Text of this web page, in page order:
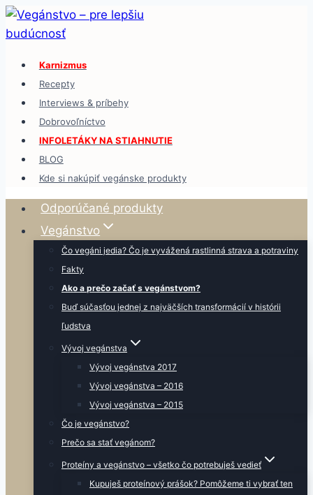
Skip
to
Karnizmus
Recepty
Interviews & príbehy
Dobrovoľníctvo
INFOLETÁKY NA STIAHNUTIE
BLOG
Kde si nakúpiť vegánske produkty
Odporúčané produkty
Vegánstvo
Čo vegáni jedia? Čo je vyvážená rastlinná strava a potraviny
Fakty
Ako a prečo začať s vegánstvom?
Buď súčasťou jednej z najväčších transformácií v histórii
ľudstva
Vývoj vegánstva
Vývoj vegánstva 2017
Vývoj vegánstva – 2016
Vývoj vegánstva – 2015
Čo je vegánstvo?
Prečo sa stať vegánom?
Proteíny a vegánstvo – všetko čo potrebuješ vedieť
Kupuješ proteínový prášok? Pomôžeme ti vybrať ten